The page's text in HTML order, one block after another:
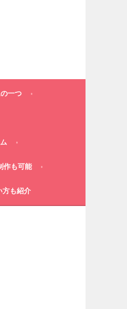
一つ
作も可能
方も紹介